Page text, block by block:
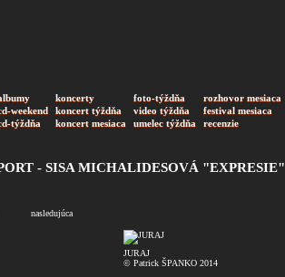
koncerty foto-týždňa rozhovor mesiaca
weekend koncert týždňa video týždňa festival mesiaca
týždňa
koncert mesiaca umelec týždňa recenzie
- SISA MICHALIDESOVÁ "EXPRESIE"
nasledujúca
JURAJ
© Patrick ŠPANKO 2014